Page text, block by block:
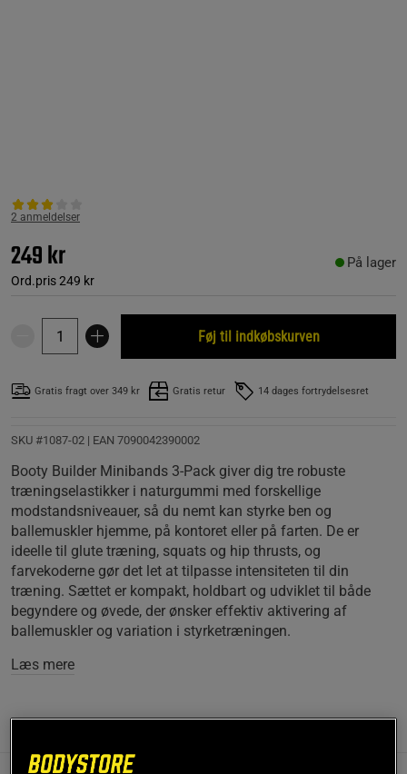
2 anmeldelser
249 kr
Ord.pris249 kr
På lager
Føj til indkøbskurven
Gratis fragt over 349 kr Gratis retur 14 dages fortrydelsesret
SKU #1087-02 | EAN 7090042390002
Booty Builder Minibands 3-Pack giver dig tre robuste
træningselastikker i naturgummi med forskellige
modstandsniveauer, så du nemt kan styrke ben og
ballemuskler hjemme, på kontoret eller på farten. De er
ideelle til glute træning, squats og hip thrusts, og
farvekoderne gør det let at tilpasse intensiteten til din
træning. Sættet er kompakt, holdbart og udviklet til både
begyndere og øvede, der ønsker effektiv aktivering af
ballemuskler og variation i styrketræningen.
Læs mere